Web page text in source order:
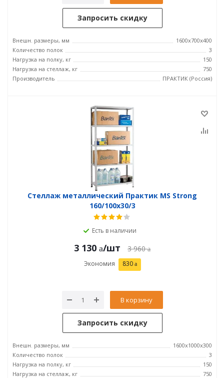
Запросить скидку
Внешн. размеры, мм
1600x700x400
Количество полок
3
Нагрузка на полку, кг
150
Нагрузка на стеллаж, кг
750
Производитель
ПРАКТИК (Россия)
Стеллаж металлический Практик MS Strong
160/100x30/3
Есть в наличии
3 130 /шт 3 960
Экономия 830
В корзину
Запросить скидку
Внешн. размеры, мм
1600x1000x300
Количество полок
3
Нагрузка на полку, кг
150
Нагрузка на стеллаж, кг
750